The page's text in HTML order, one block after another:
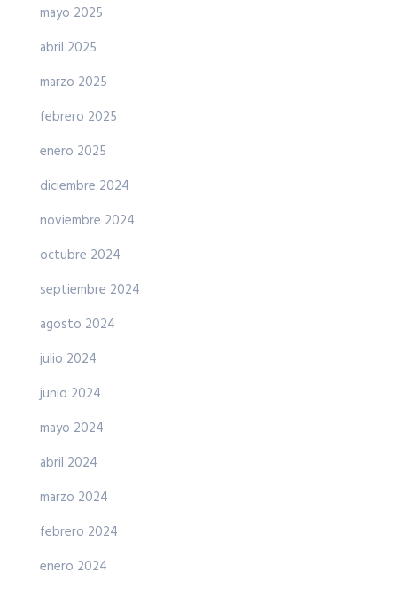
mayo 2025
abril 2025
marzo 2025
febrero 2025
enero 2025
diciembre 2024
noviembre 2024
octubre 2024
septiembre 2024
agosto 2024
julio 2024
junio 2024
mayo 2024
abril 2024
marzo 2024
febrero 2024
enero 2024